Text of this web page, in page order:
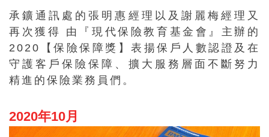
承鑛通訊處的張明惠經理以及謝麗梅經理又
再次獲得 由『現代保險教育基金會』主辦的
2020【保險保障獎】表揚保戶人數認證及在
守護客戶保險保障、擴大服務層面不斷努力
精進的保險業務員們。
2020年10月